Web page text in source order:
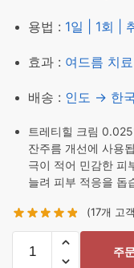
용법 : 1일 | 1회 |
효과 : 여드름 치료
배송 : 인도 → 한
트레티힐 크림
잔주름 개선에 사용
극이 적어 민감한 피
늘려 피부 적응을 돕
(17개 고
주